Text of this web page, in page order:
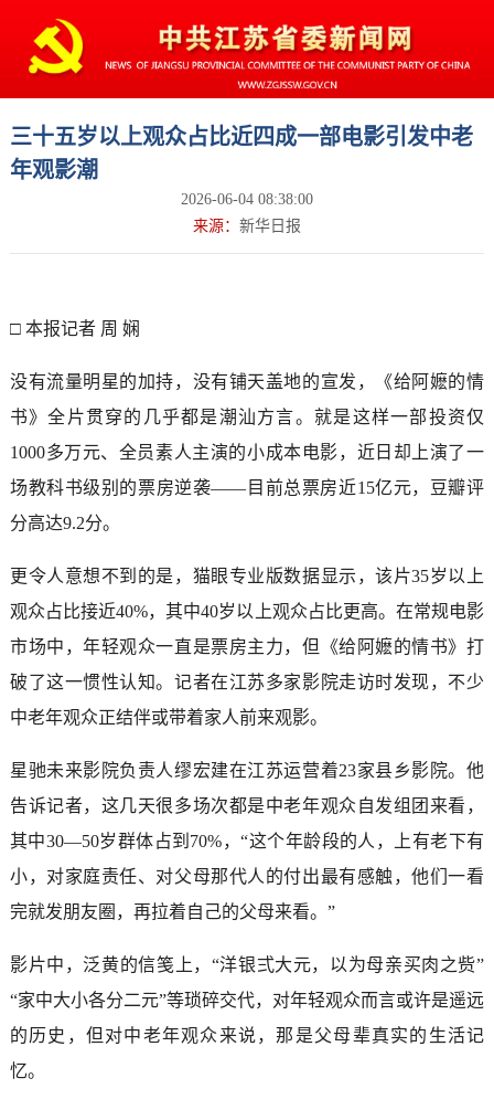
三十五岁以上观众占比近四成一部电影引发中老
年观影潮
2026-06-04 08:38:00
来源： 新华日报
□ 本报记者 周 娴
没有流量明星的加持，没有铺天盖地的宣发，《给阿嬷的情
书》全片贯穿的几乎都是潮汕方言。就是这样一部投资仅
1000多万元、全员素人主演的小成本电影，近日却上演了一
场教科书级别的票房逆袭——目前总票房近15亿元，豆瓣评
分高达9.2分。
更令人意想不到的是，猫眼专业版数据显示，该片35岁以上
观众占比接近40%，其中40岁以上观众占比更高。在常规电影
市场中，年轻观众一直是票房主力，但《给阿嬷的情书》打
破了这一惯性认知。记者在江苏多家影院走访时发现，不少
中老年观众正结伴或带着家人前来观影。
星驰未来影院负责人缪宏建在江苏运营着23家县乡影院。他
告诉记者，这几天很多场次都是中老年观众自发组团来看，
其中30—50岁群体占到70%，“这个年龄段的人，上有老下有
小，对家庭责任、对父母那代人的付出最有感触，他们一看
完就发朋友圈，再拉着自己的父母来看。”
影片中，泛黄的信笺上，“洋银弍大元，以为母亲买肉之赀”
“家中大小各分二元”等琐碎交代，对年轻观众而言或许是遥远
的历史，但对中老年观众来说，那是父母辈真实的生活记
忆。